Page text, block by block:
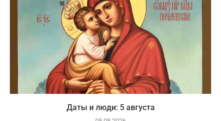
Даты и люди: 5 августа